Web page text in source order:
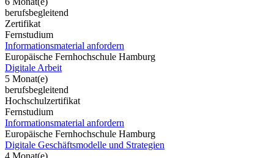
berufsbegleitend
Zertifikat
Fernstudium
Informationsmaterial anfordern
Europäische Fernhochschule Hamburg
Digitale Arbeit
5 Monat(e)
berufsbegleitend
Hochschulzertifikat
Fernstudium
Informationsmaterial anfordern
Europäische Fernhochschule Hamburg
Digitale Geschäftsmodelle und Strategien
4 Monat(e)